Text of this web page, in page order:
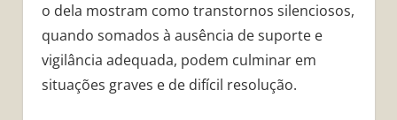
o dela mostram como transtornos silenciosos,
quando somados à ausência de suporte e
vigilância adequada, podem culminar em
situações graves e de difícil resolução.